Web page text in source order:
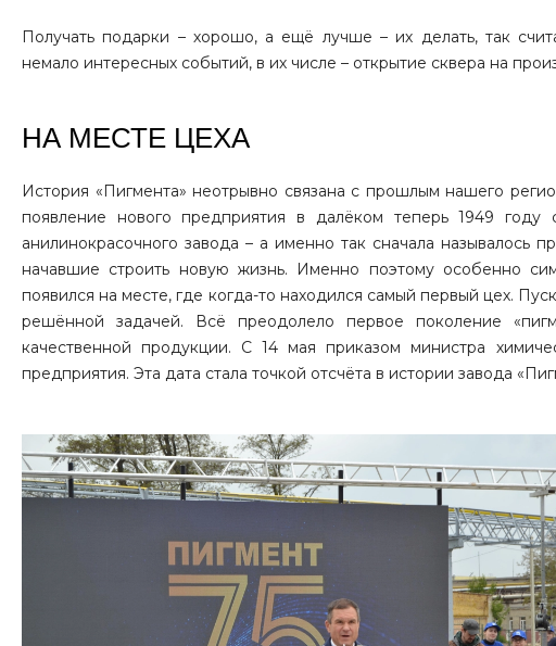
Получать подарки – хорошо, а ещё лучше – их делать, так
немало интересных событий, в их числе – открытие сквера на
НА МЕСТЕ ЦЕХА
История «Пигмента» неотрывно связана с прошлым нашего
появление нового предприятия в далёком теперь 1949
анилинокрасочного завода – а именно так сначала
начавшие строить новую жизнь. Именно поэтому особенно
появился на месте, где когда-то находился самый первый цех.
решённой задачей. Всё преодолело первое поколение
качественной продукции. С 14 мая приказом министра
предприятия. Эта дата стала точкой отсчёта в истории завода